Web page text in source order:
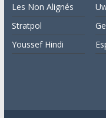
Les Non Alignés
Stratpol
Youssef Hindi